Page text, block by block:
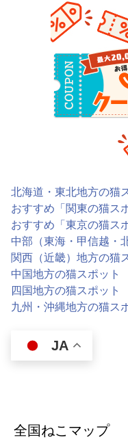
北海道・東北地方の猫
おすすめ「関東の猫ス
おすすめ「東京の猫ス
中部（東海・甲信越・
関西（近畿）地方の猫
中国地方の猫スポット
四国地方の猫スポット
九州・沖縄地方の猫ス
JA
全国ねこマップ